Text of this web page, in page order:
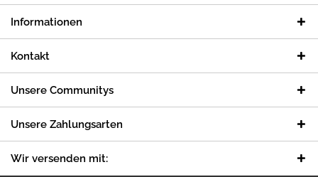
Informationen
Kontakt
Unsere Communitys
Unsere Zahlungsarten
Wir versenden mit: